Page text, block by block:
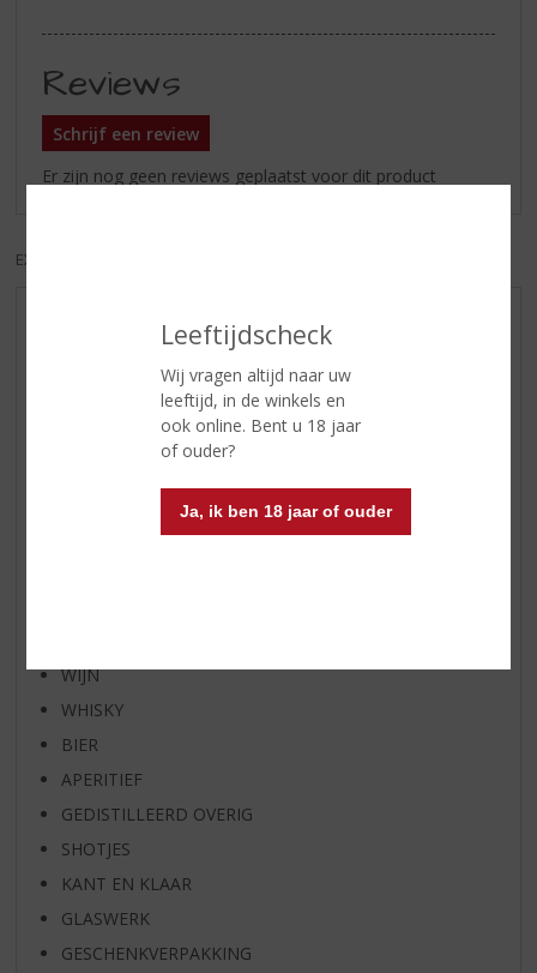
Leeftijdscheck
Wij vragen altijd naar uw
leeftijd, in de winkels en
ook online. Bent u 18 jaar
of ouder?
Ja, ik ben 18 jaar of ouder
Reviews
Schrijf een review
Er zijn nog geen reviews geplaatst voor dit product
EXCL. BTW
AANBIEDINGEN
WHISKY VAN DE MAAND
RUM VAN DE MAAND
SPIRIT VAN DE MAAND
EXCLUSIEF TOPSLIJTER
WIJN
WHISKY
BIER
APERITIEF
GEDISTILLEERD OVERIG
SHOTJES
KANT EN KLAAR
GLASWERK
GESCHENKVERPAKKING